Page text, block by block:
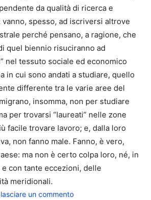
da qualità di ricerca e
vanno, spesso, ad iscriversi altrove
perché pensano, a ragione, che
quel biennio risuciranno ad
nel tessuto sociale ed economico
in cui sono andati a studiare, quello
differente tra le varie aree del
insomma, non per studiare
per trovarsi “laureati” nelle zone
facile trovare lavoro; e, dalla loro
non fanno male. Fanno, è vero,
ma non è certo colpa loro, né, in
con tante eccezioni, delle
meridionali.
un commento